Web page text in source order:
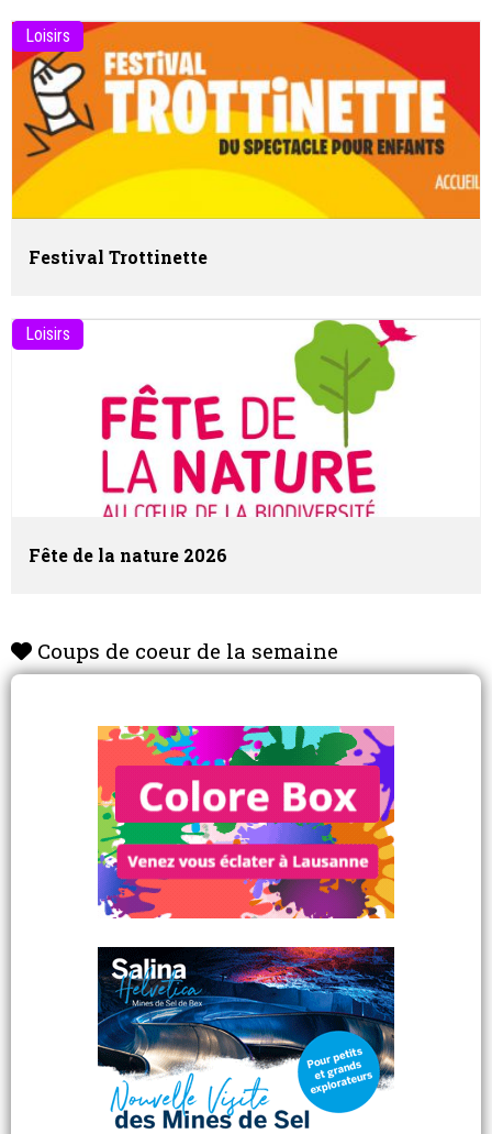
Loisirs
Festival Trottinette
Loisirs
Fête de la nature 2026
Coups de coeur de la semaine